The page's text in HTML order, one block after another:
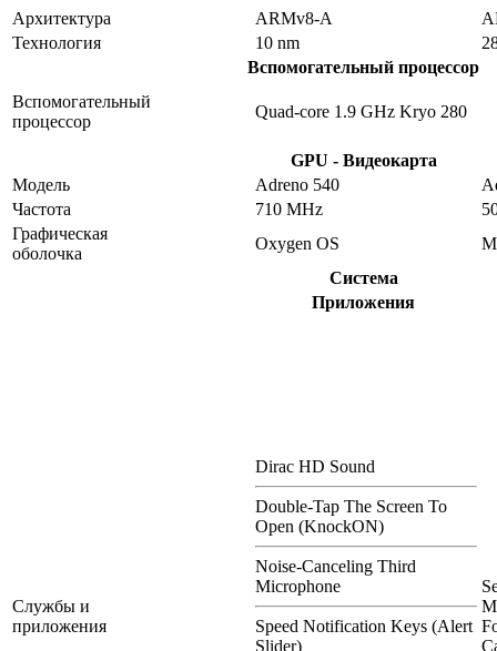
Архитектура
ARMv8-A
Технология
10 nm
Вспомогательный процессор
Вспомогательный
процессор
Quad-core 1.9 GHz Kryo 280
GPU - Видеокарта
Модель
Adreno 540
Частота
710 MHz
Графическая
оболочка
Oxygen OS
Система
Приложения
Службы и
приложения
Dirac HD Sound
Double-Tap The Screen To
Open (KnockON)
Noise-Canceling Third
Microphone
Speed Notification Keys (Alert
Slider)